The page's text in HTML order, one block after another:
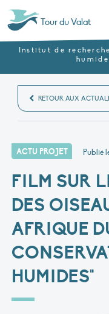
Tour du Valat
Institut de
RETOUR AUX
ACTU PROJET Publié
FILM SUR
DES
AFRIQUE
HUMIDES"